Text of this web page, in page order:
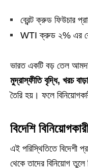
ব্রেন্ট ক্রুড ফিউচার
WTI ক্রুড ২% এর
ভারত একটি বড় তেল
মুদ্রাস্ফীতি বৃদ্ধি, খরচ
তৈরি হয়। ফলে
বিদেশি
এই পরিস্থিতিতে বিদেশী
থেকে তাদের বিনিয়োগ তুলে